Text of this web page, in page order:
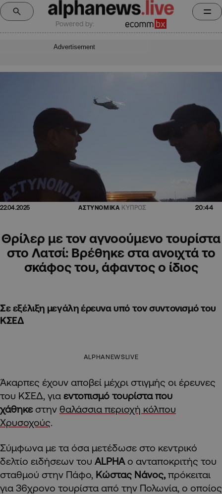
Powered by:
Advertisement
22.04.2025 ΑΣΤΥΝΟΜΙΚΑ ΚΥΠΡΟΣ 20:44
Θρίλερ με τον αγνοούμενο τουρίστα
στο Λατσί: Βρέθηκε στα ανοιχτά το
σκάφος του, άφαντος ο ίδιος
Σε εξέλιξη μεγάλη έρευνα υπό τον συντονισμό του
ΚΣΕΔ
ALPHANEWSLIVE
Άκαρπες έχουν αποβεί μέχρι στιγμής οι έρευνες
του ΚΣΕΔ, για εντοπισμό τουρίστα που
χάθηκε στην θαλάσσια περιοχή κόλπου
Χρυσοχούς.
Σύμφωνα με τα όσα μετέδωσε στο κεντρικό
δελτίο ειδήσεων του ALPHA ο ανταποκριτής του
σταθμού στην Πάφο, Κώστας Νάνος, πρόκειται
για 36χρονο τουρίστα από την Πολωνία, ο οποίος